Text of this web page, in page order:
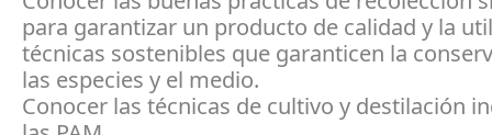
para garantizar un producto de calidad y la
técnicas sostenibles que garanticen la
las especies y el medio.
Conocer las técnicas de cultivo y destilación